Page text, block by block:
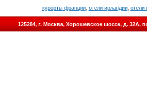
курорты франции, отели ирландии, отели
125284, г. Москва, Хорошевское шоссе, д.